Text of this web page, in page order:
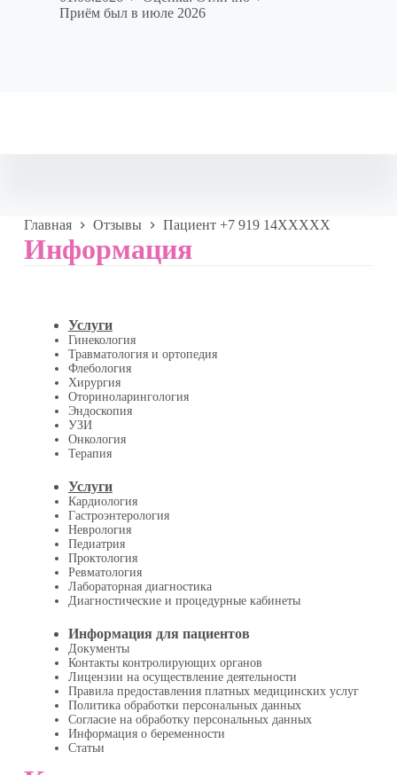
Приём был в июле 2026
Главная Отзывы Пациент +7 919 14XXXXX
Информация
Услуги
Гинекология
Травматология и ортопедия
Флебология
Хирургия
Оториноларингология
Эндоскопия
УЗИ
Онкология
Терапия
Услуги
Кардиология
Гастроэнтерология
Неврология
Педиатрия
Проктология
Ревматология
Лабораторная диагностика
Диагностические и процедурные кабинеты
Информация для пациентов
Документы
Контакты контролирующих органов
Лицензии на осуществление деятельности
Правила предоставления платных медицинских услуг
Политика обработки персональных данных
Согласие на обработку персональных данных
Информация о беременности
Статьи